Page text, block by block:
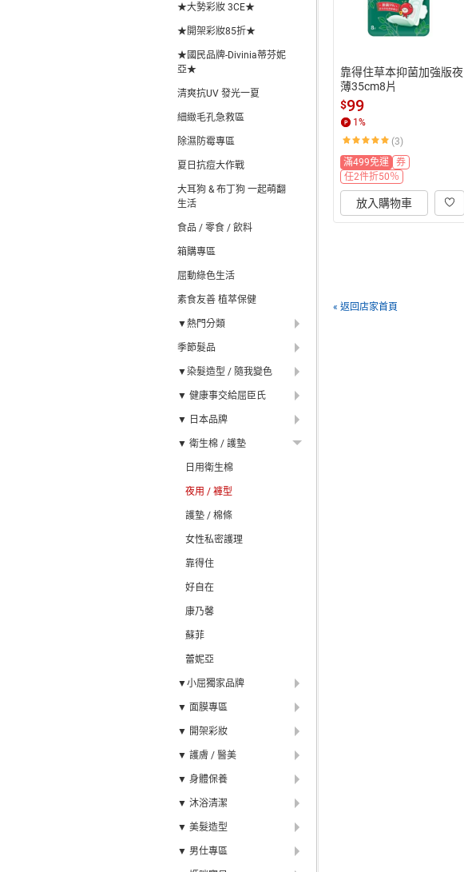
靠得住草本抑菌加強版夜
薄35cm8片
$99
1 %
(3)
滿499免運
券
任2件折50％
放入購物車
« 返回店家首頁
★大勢彩妝 3CE★
★開架彩妝85折★
★國民品牌-Divinia蒂芬妮
亞★
清爽抗UV 發光一夏
細緻毛孔急救區
除濕防霉專區
夏日抗痘大作戰
大耳狗 & 布丁狗 一起萌翻
生活
食品 / 零食 / 飲料
箱購專區
屈動綠色生活
素食友善 植萃保健
▼熱門分類
季節髮品
▼染髮造型 / 隨我變色
▼ 健康事交給屈臣氏
▼ 日本品牌
▼ 衛生棉 / 護墊
日用衛生棉
夜用 / 褲型
護墊 / 棉條
女性私密護理
靠得住
好自在
康乃馨
蘇菲
蕾妮亞
▼小屈獨家品牌
▼ 面膜專區
▼ 開架彩妝
▼ 護膚 / 醫美
▼ 身體保養
▼ 沐浴清潔
▼ 美髮造型
▼ 男仕專區